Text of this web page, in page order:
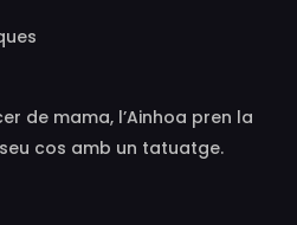
de mama, l’Ainhoa pren la
cos amb un tatuatge.
cossos i en els canvis que
malaltia i la mort com a part